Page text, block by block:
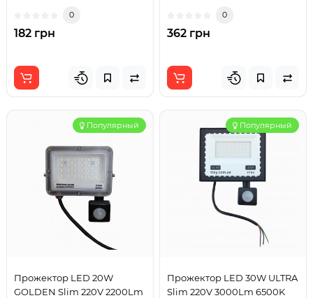
0
182 грн
0
362 грн
Популярный
Прожектор LED 20W
GOLDEN Slim 220V 2200Lm
Популярный
Прожектор LED 30W ULTRA
Slim 220V 3000Lm 6500K